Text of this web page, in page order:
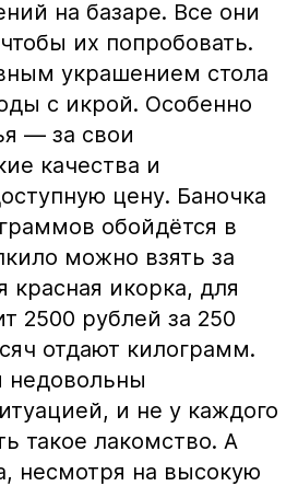
на базаре. Все они
их попробовать.
украшением стола
с икрой. Особенно
— за свои
качества и
цену. Баночка
обойдётся в
можно взять за
красная икорка, для
2500 рублей за 250
отдают килограмм.
и не у каждого
такое лакомство. А
несмотря на высокую